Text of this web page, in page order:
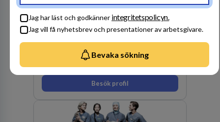
Jag har läst och godkänner integritetspolicyn.
Jag vill få nyhetsbrev och presentationer av arbetsgivare.
Bevaka sökning
SÄKERHETSSYSTEMTJÄNSTER
11 lediga jobb
Visa jobb
du lita på oss när krisen är framme. Dag som
natt, året om ser vi till att rätt hjälp finns på rätt
plats i rätt tid.
Besök profil